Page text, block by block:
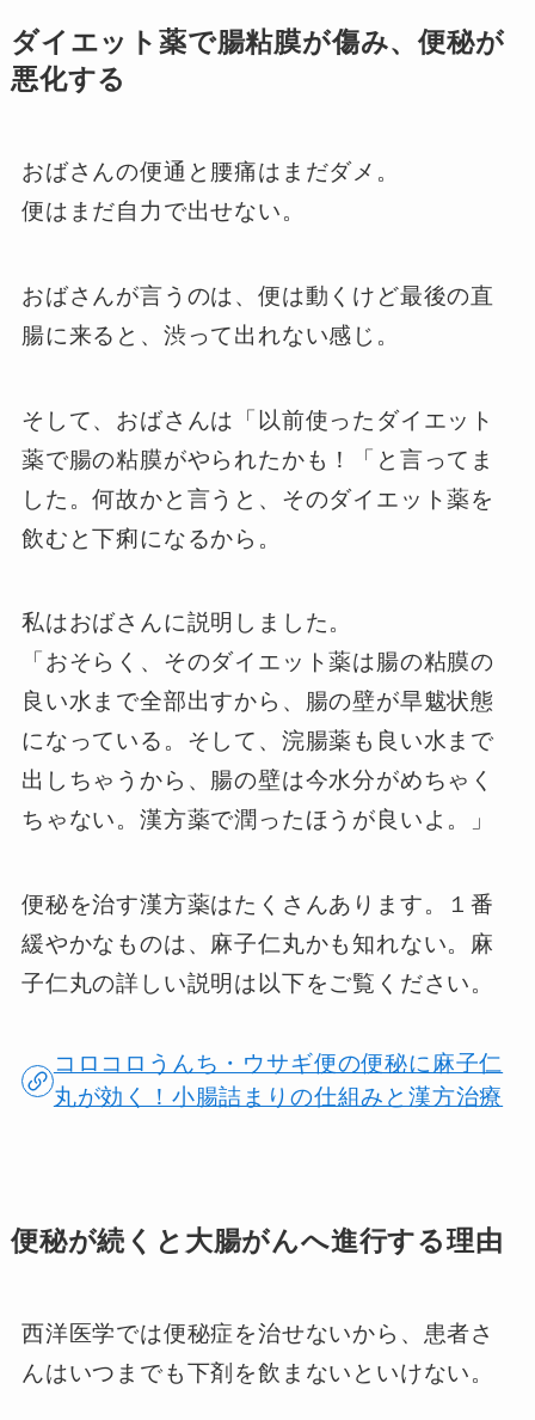
ダイエット薬で腸粘膜が傷み、便秘が
悪化する
おばさんの便通と腰痛はまだダメ。
便はまだ自力で出せない。
おばさんが言うのは、便は動くけど最後の直
腸に来ると、渋って出れない感じ。
そして、おばさんは「以前使ったダイエット
薬で腸の粘膜がやられたかも！「と言ってま
した。何故かと言うと、そのダイエット薬を
飲むと下痢になるから。
私はおばさんに説明しました。
「おそらく、そのダイエット薬は腸の粘膜の
良い水まで全部出すから、腸の壁が旱魃状態
になっている。そして、浣腸薬も良い水まで
出しちゃうから、腸の壁は今水分がめちゃく
ちゃない。漢方薬で潤ったほうが良いよ。」
便秘を治す漢方薬はたくさんあります。１番
緩やかなものは、麻子仁丸かも知れない。麻
子仁丸の詳しい説明は以下をご覧ください。
コロコロうんち・ウサギ便の便秘に麻子仁
丸が効く！小腸詰まりの仕組みと漢方治療
便秘が続くと大腸がんへ進行する理由
西洋医学では便秘症を治せないから、患者さ
んはいつまでも下剤を飲まないといけない。